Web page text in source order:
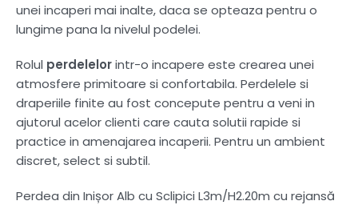
unei incaperi mai inalte, daca se opteaza pentru o
lungime pana la nivelul podelei.
Rolul perdelelorintr-o incapere este crearea unei
atmosfere primitoare si confortabila. Perdelele si
draperiile finite au fost concepute pentru a veni in
ajutorul acelor clienti care cauta solutii rapide si
practice in amenajarea incaperii. Pentru un ambient
discret, select si subtil.
Perdea din Inișor Alb cu Sclipici L3m/H2.20m cu rejansă